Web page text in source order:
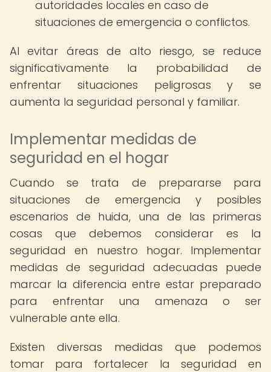
autoridades locales en caso de
situaciones de emergencia o conflictos.
Al evitar áreas de alto riesgo, se reduce
significativamente la probabilidad de
enfrentar situaciones peligrosas y se
aumenta la seguridad personal y familiar.
Implementar medidas de
seguridad en el hogar
Cuando se trata de prepararse para
situaciones de emergencia y posibles
escenarios de huida, una de las primeras
cosas que debemos considerar es la
seguridad en nuestro hogar. Implementar
medidas de seguridad adecuadas puede
marcar la diferencia entre estar preparado
para enfrentar una amenaza o ser
vulnerable ante ella.
Existen diversas medidas que podemos
tomar para fortalecer la seguridad en